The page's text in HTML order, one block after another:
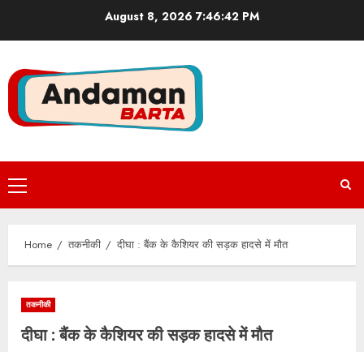
August 8, 2026 7:46:43 PM
Primary
Menu
Home तकनीकी दीघा : बैंक के कैशियर की सड़क हादसे में मौत
तकनीकी
दीघा : बैंक के कैशियर की सड़क हादसे में मौत